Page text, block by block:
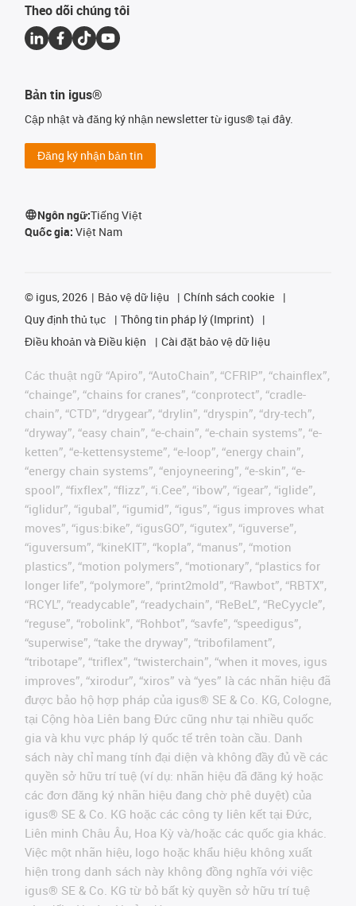
Theo dõi chúng tôi
Bản tin igus®
Cập nhật và đăng ký nhận newsletter từ igus® tại đây.
Đăng ký nhận bản tin
Ngôn ngữ:Tiếng Việt
Quốc gia: Việt Nam
© igus, 2026 Bảo vệ dữ liệu
Chính sách cookie
Quy định thủ tục
Thông tin pháp lý (Imprint)
Điều khoản và Điều kiện
Cài đặt bảo vệ dữ liệu
Các thuật ngữ “Apiro”, “AutoChain”, “CFRIP”, “chainflex”,
“chainge”, “chains for cranes”, “conprotect”, “cradle-
chain”, “CTD”, “drygear”, “drylin”, “dryspin”, “dry-tech”,
“dryway”, “easy chain”, “e-chain”, “e-chain systems”, “e-
ketten”, “e-kettensysteme”, “e-loop”, “energy chain”,
“energy chain systems”, “enjoyneering”, “e-skin”, “e-
spool”, “fixflex”, “flizz”, “i.Cee”, “ibow”, “igear”, “iglide”,
“iglidur”, “igubal”, “igumid”, “igus”, “igus improves what
moves”, “igus:bike”, “igusGO”, “igutex”, “iguverse”,
“iguversum”, “kineKIT”, “kopla”, “manus”, “motion
plastics”, “motion polymers”, “motionary”, “plastics for
longer life”, “polymore”, “print2mold”, “Rawbot”, “RBTX”,
“RCYL”, “readycable”, “readychain”, “ReBeL”, “ReCyycle”,
“reguse”, “robolink”, “Rohbot”, “savfe”, “speedigus”,
“superwise”, “take the dryway”, “tribofilament”,
“tribotape”, “triflex”, “twisterchain”, “when it moves, igus
improves”, “xirodur”, “xiros” và “yes” là các nhãn hiệu đã
được bảo hộ hợp pháp của igus® SE & Co. KG, Cologne,
tại Cộng hòa Liên bang Đức cũng như tại nhiều quốc
gia và khu vực pháp lý quốc tế trên toàn cầu. Danh
sách này chỉ mang tính đại diện và không đầy đủ về các
quyền sở hữu trí tuệ (ví dụ: nhãn hiệu đã đăng ký hoặc
các đơn đăng ký nhãn hiệu đang chờ phê duyệt) của
igus® SE & Co. KG hoặc các công ty liên kết tại Đức,
Liên minh Châu Âu, Hoa Kỳ và/hoặc các quốc gia khác.
Việc một nhãn hiệu, logo hoặc khẩu hiệu không xuất
hiện trong danh sách này không đồng nghĩa với việc
igus® SE & Co. KG từ bỏ bất kỳ quyền sở hữu trí tuệ